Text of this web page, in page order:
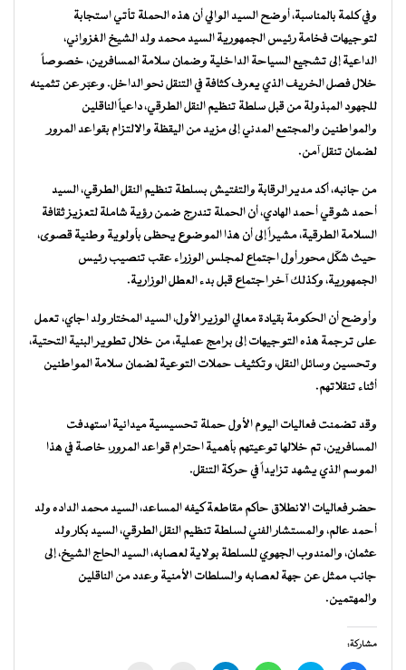
وفي كلمة بالمناسبة، أوضح السيد الوالي أن هذه الحملة تأتي استجابة
لتوجيهات فخامة رئيس الجمهورية السيد محمد ولد الشيخ الغزواني،
الداعية إلى تشجيع السياحة الداخلية وضمان سلامة المسافرين، خصوصاً
خلال فصل الخريف الذي يعرف كثافة في التنقل نحو الداخل. وعبّر عن تثمينه
للجهود المبذولة من قبل سلطة تنظيم النقل الطرقي، داعياً الناقلين
والمواطنين والمجتمع المدني إلى مزيد من اليقظة والالتزام بقواعد المرور
لضمان تنقل آمن.
من جانبه، أكد مدير الرقابة والتفتيش بسلطة تنظيم النقل الطرقي، السيد
أحمد شوقي أحمد الهادي، أن الحملة تندرج ضمن رؤية شاملة لتعزيز ثقافة
السلامة الطرقية، مشيراً إلى أن هذا الموضوع يحظى بأولوية وطنية قصوى،
حيث شكّل محور أول اجتماع لمجلس الوزراء عقب تنصيب رئيس
الجمهورية، وكذلك آخر اجتماع قبل بدء العطل الوزارية.
وأوضح أن الحكومة بقيادة معالي الوزير الأول، السيد المختار ولد اجاي، تعمل
على ترجمة هذه التوجيهات إلى برامج عملية، من خلال تطوير البنية التحتية،
وتحسين وسائل النقل، وتكثيف حملات التوعية لضمان سلامة المواطنين
أثناء تنقلاتهم.
وقد تضمنت فعاليات اليوم الأول حملة تحسيسية ميدانية استهدفت
المسافرين، تم خلالها توعيتهم بأهمية احترام قواعد المرور، خاصة في هذا
الموسم الذي يشهد تزايداً في حركة التنقل.
حضر فعاليات الانطلاق حاكم مقاطعة كيفه المساعد، السيد محمد الداده ولد
أحمد عالم، والمستشار الفني لسلطة تنظيم النقل الطرقي، السيد بكار ولد
عثمان، والمندوب الجهوي للسلطة بولاية لعصابه، السيد الحاج الشيخ، إلى
جانب ممثل عن جهة لعصابه والسلطات الأمنية وعدد من الناقلين
والمهتمين.
مشاركة: